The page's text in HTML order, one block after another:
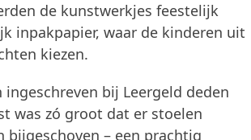
de kunstwerkjes feestelijk
inpakpapier, waar de kinderen uit
kiezen.
ingeschreven bij Leergeld deden
was zó groot dat er stoelen
bijgeschoven – een prachtig